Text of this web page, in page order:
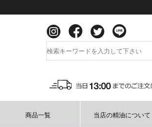
商品一覧 当店の精油について